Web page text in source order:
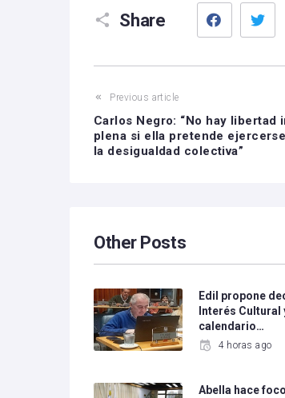
Share
Facebook
Previous article
Carlos Negro: “No hay libertad
plena si ella pretende
la desigualdad colectiva”
Other Posts
Edil propone
Interés Cultural
calendario…
4 horas ago
Abella hace